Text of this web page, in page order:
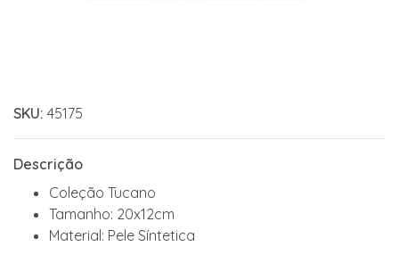
SKU: 45175
Descrição
Coleção Tucano
Tamanho: 20x12cm
Material: Pele Síntetica